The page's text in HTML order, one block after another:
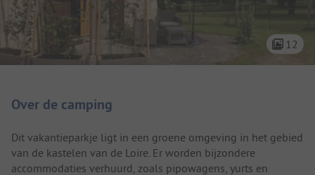
12
Over de camping
Dit vakantieparkje ligt in een groene omgeving in het gebied
van de kastelen van de Loire. Er worden bijzondere
accommodaties verhuurd, zoals pipowagens, yurts en